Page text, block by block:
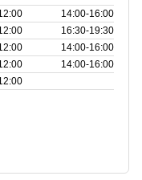
14:00‑16:00
16:30‑19:30
14:00‑16:00
14:00‑16:00